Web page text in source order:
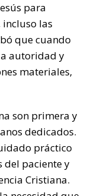
para
las
que cuando
autoridad y
materiales,
son primera y
dedicados.
práctico
del paciente y
Cristiana.